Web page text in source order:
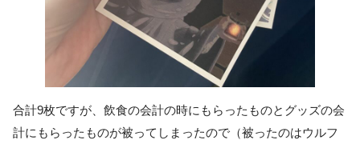
合計9枚ですが、飲食の会計の時にもらったものとグッズの会
計にもらったものが被ってしまったので（被ったのはウルフ